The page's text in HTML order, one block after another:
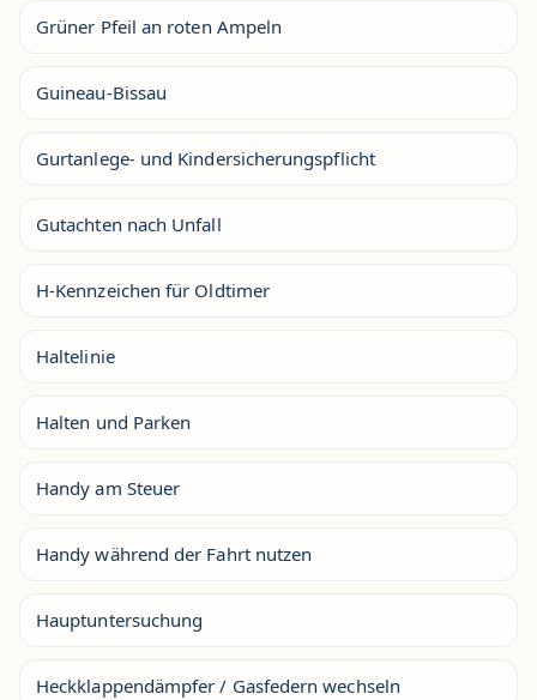
Grüner Pfeil an roten Ampeln
Guineau-Bissau
Gurtanlege- und Kindersicherungspflicht
Gutachten nach Unfall
H-Kennzeichen für Oldtimer
Haltelinie
Halten und Parken
Handy am Steuer
Handy während der Fahrt nutzen
Hauptuntersuchung
Heckklappendämpfer / Gasfedern wechseln